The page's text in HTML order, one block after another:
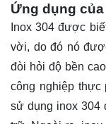
Ứng dụng
Inox 304 được
vời, do đó nó
đòi hỏi độ bền
công nghiệp thực
sử dụng inox 304